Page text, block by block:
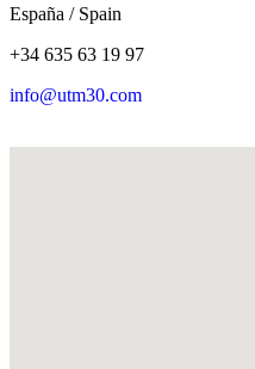
España / Spain
+34 635 63 19 97
info@utm30.com